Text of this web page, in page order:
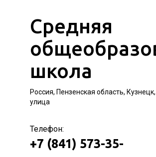
Средняя
школа
Россия, Пензенская область,
улица
Телефон:
+7 (841) 573-35-